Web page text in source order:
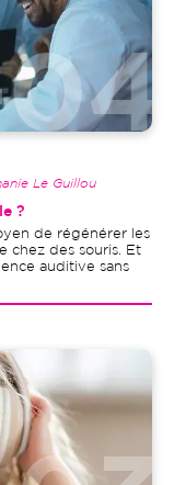
Le Guillou
?
de régénérer les
chez des souris. Et
auditive sans